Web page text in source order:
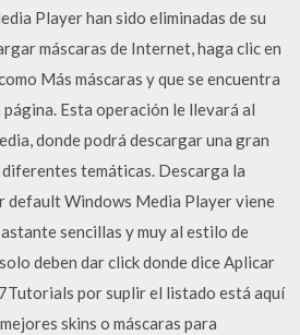
Player han sido eliminadas de su
máscaras de Internet, haga clic en
Más máscaras y que se encuentra
Esta operación le llevará al
donde podrá descargar una gran
temáticas. Descarga la
default Windows Media Player viene
sencillas y muy al estilo de
deben dar click donde dice Aplicar
por suplir el listado está aquí
skins o máscaras para